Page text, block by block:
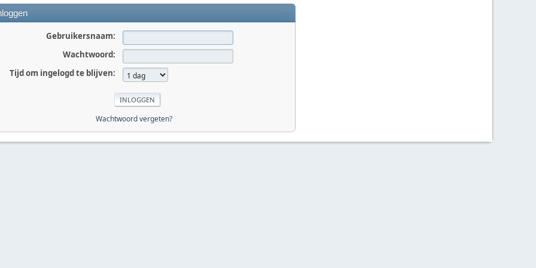
Gebruikersnaam:
Wachtwoord:
Tijd om ingelogd te blijven:
Wachtwoord vergeten?